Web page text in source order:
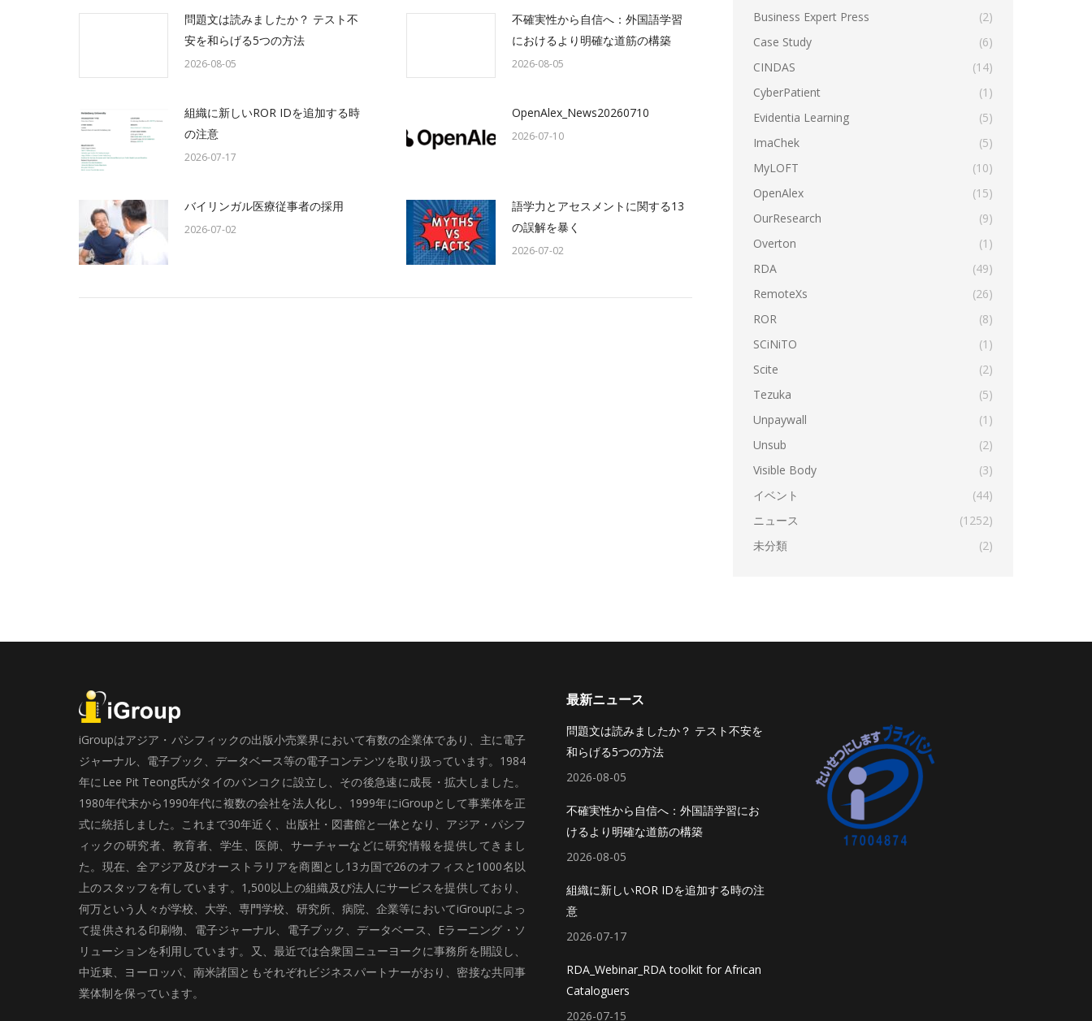
問題文は読みましたか？ テスト不
安を和らげる5つの方法
2026-08-05
不確実性から自信へ：外国語学習
におけるより明確な道筋の構築
2026-08-05
組織に新しいROR IDを追加する時
の注意
2026-07-17
OpenAlex_News20260710
2026-07-10
バイリンガル医療従事者の採用
2026-07-02
語学力とアセスメントに関する13
の誤解を暴く
2026-07-02
Business Expert Press
(2)
Case Study
(6)
CINDAS
(14)
CyberPatient
(1)
Evidentia Learning
(5)
ImaChek
(5)
MyLOFT
(10)
OpenAlex
(15)
OurResearch
(9)
Overton
(1)
RDA
(49)
RemoteXs
(26)
ROR
(8)
SCiNiTO
(1)
Scite
(2)
Tezuka
(5)
Unpaywall
(1)
Unsub
(2)
Visible Body
(3)
イベント
(44)
ニュース
(1252)
未分類
(2)
iGroupはアジア・パシフィックの出版小売業界において有数の企業体であり、主に電子
ジャーナル、電子ブック、データベース等の電子コンテンツを取り扱っています。1984
年にLee Pit Teong氏がタイのバンコクに設立し、その後急速に成長・拡大しました。
1980年代末から1990年代に複数の会社を法人化し、1999年にiGroupとして事業体を正
式に統括しました。これまで30年近く、出版社・図書館と一体となり、アジア・パシフ
ィックの研究者、教育者、学生、医師、サーチャーなどに研究情報を提供してきまし
た。現在、全アジア及びオーストラリアを商圏とし13カ国で26のオフィスと1000名以
上のスタッフを有しています。1,500以上の組織及び法人にサービスを提供しており、
何万という人々が学校、大学、専門学校、研究所、病院、企業等においてiGroupによっ
て提供される印刷物、電子ジャーナル、電子ブック、データベース、Eラーニング・ソ
リューションを利用しています。又、最近では合衆国ニューヨークに事務所を開設し、
中近東、ヨーロッパ、南米諸国ともそれぞれビジネスパートナーがおり、密接な共同事
業体制を保っています。
最新ニュース
問題文は読みましたか？ テスト不安を
和らげる5つの方法
2026-08-05
不確実性から自信へ：外国語学習にお
けるより明確な道筋の構築
2026-08-05
組織に新しいROR IDを追加する時の注
意
2026-07-17
RDA_Webinar_RDA toolkit for African
Cataloguers
2026-07-15